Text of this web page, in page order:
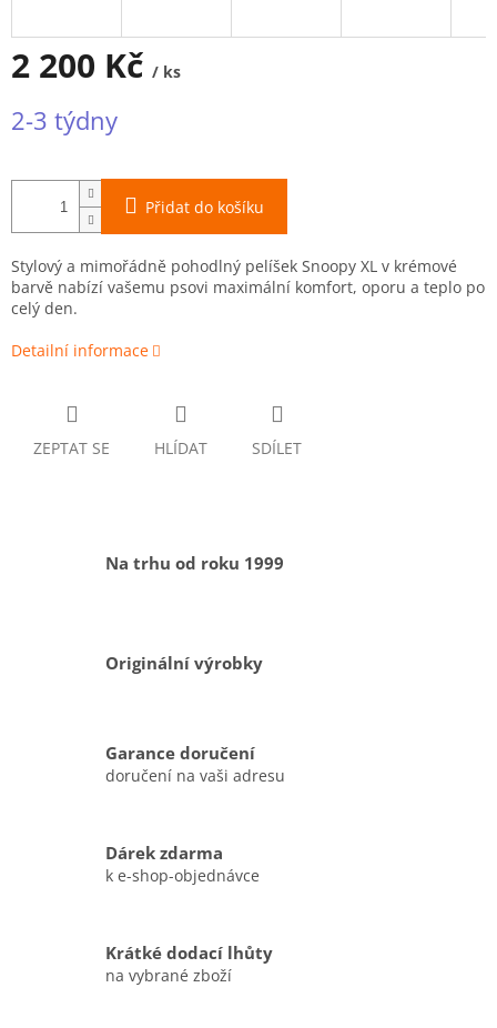
2 200 Kč / ks
cena:
2-3 týdny
Přidat do košíku
Stylový a mimořádně pohodlný pelíšek Snoopy XL v krémové
barvě nabízí vašemu psovi maximální komfort, oporu a teplo po
celý den.
Detailní informace
ZEPTAT SE HLÍDAT SDÍLET
Na trhu od roku 1999
Originální výrobky
Garance doručení
doručení na vaši adresu
Dárek zdarma
k e-shop-objednávce
Krátké dodací lhůty
na vybrané zboží